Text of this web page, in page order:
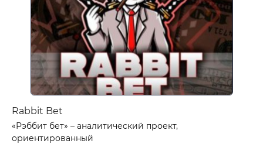
Rabbit Bet
«Рэббит бет» – аналитический проект,
ориентированный